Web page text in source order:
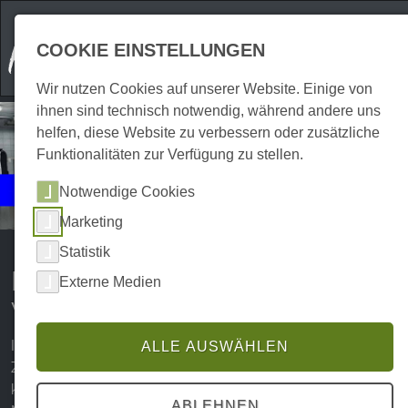
Events
Kulinarisches
Kulinarische Erlebnisse und
Veranstaltungen im Harz
In Sachen Kulinarik hat der Harz einiges zu bieten.
Zahlreiche Cafés, Bars, Kneipen und Restaurants zaubern
köstliche Gerichte und Harzer Spezialitäten, die Dir den
COOKIE EINSTELLUNGEN
Wir nutzen Cookies auf unserer Website. Einige von
ihnen sind technisch notwendig, während andere uns
helfen, diese Website zu verbessern oder zusätzliche
Funktionalitäten zur Verfügung zu stellen.
Notwendige Cookies
Marketing
Statistik
Externe Medien
ALLE AUSWÄHLEN